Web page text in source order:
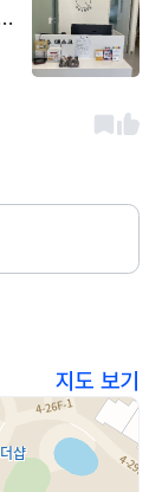
.
지도 보기